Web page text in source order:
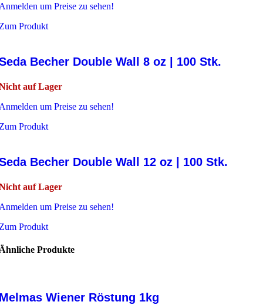
um Preise zu sehen!
Produkt
Becher Double Wall 8 oz | 100 Stk.
auf Lager
um Preise zu sehen!
Produkt
Becher Double Wall 12 oz | 100 Stk.
auf Lager
um Preise zu sehen!
Produkt
Produkte
Wiener Röstung 1kg